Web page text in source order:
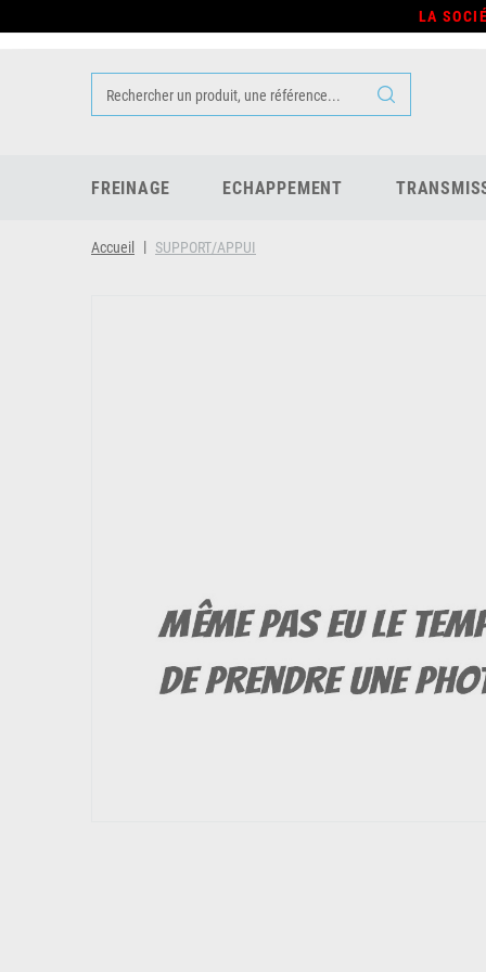
LA
FREINAGE ECHAPPEMENT
Accueil SUPPORT/APPUI